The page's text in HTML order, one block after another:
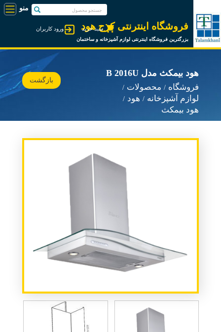
فروشگاه اینترنتی کرج هود
بزرگترین فروشگاه اینترنتی لوازم آشپزخانه و ساختمان
ورود کاربران سبد خرید
هود بیمکث مدل B 2016U
فروشگاه
محصولات
لوازم آشپزخانه
هود
هود بیمکث
بازگشت